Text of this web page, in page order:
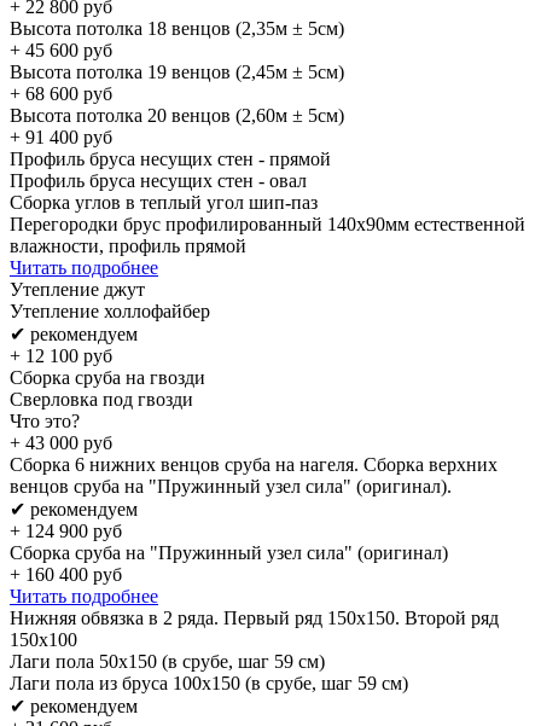
+ 22 800 руб
Высота потолка 18 венцов (2,35м ± 5см)
+ 45 600 руб
Высота потолка 19 венцов (2,45м ± 5см)
+ 68 600 руб
Высота потолка 20 венцов (2,60м ± 5см)
+ 91 400 руб
Профиль бруса несущих стен - прямой
Профиль бруса несущих стен - овал
Сборка углов в теплый угол шип-паз
Перегородки брус профилированный 140х90мм естественной
влажности, профиль прямой
Читать подробнее
Утепление джут
Утепление холлофайбер
✔ рекомендуем
+ 12 100 руб
Сборка сруба на гвозди
Сверловка под гвозди
Что это?
+ 43 000 руб
Сборка 6 нижних венцов сруба на нагеля. Сборка верхних
венцов сруба на "Пружинный узел сила" (оригинал).
✔ рекомендуем
+ 124 900 руб
Сборка сруба на "Пружинный узел сила" (оригинал)
+ 160 400 руб
Читать подробнее
Нижняя обвязка в 2 ряда. Первый ряд 150x150. Второй ряд
150x100
Лаги пола 50х150 (в срубе, шаг 59 см)
Лаги пола из бруса 100х150 (в срубе, шаг 59 см)
✔ рекомендуем